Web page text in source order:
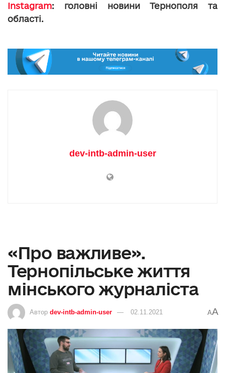
Instagram: головні новини Тернополя та
області.
dev-intb-admin-user
«Про важливе».
Тернопільське життя
мінського журналіста
Автор dev-intb-admin-user 02.11.2021 AA